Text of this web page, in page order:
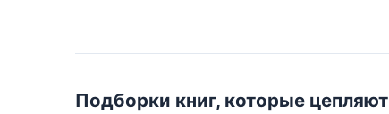
Подборки книг, которые цепляют